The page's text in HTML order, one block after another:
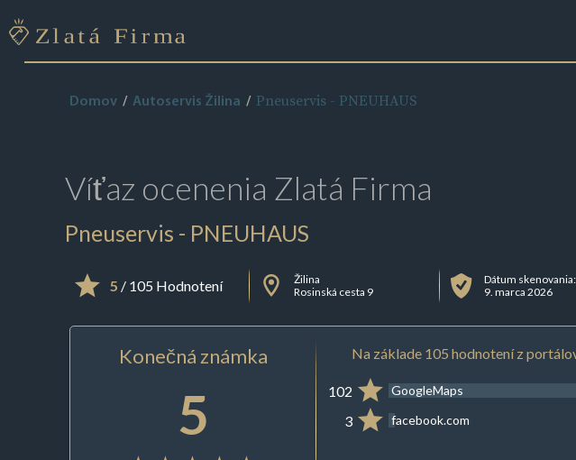
Domov Autoservis Žilina Pneuservis - PNEUHAUS
Víťaz ocenenia Zlatá Firma
Pneuservis - PNEUHAUS
5 / 105 Hodnotení
Žilina
Rosinská cesta 9
Dátum skenovania:
9. marca 2026
Konečná známka
5
Na základe 105 hodnotení z
102 GoogleMaps
3 facebook.com